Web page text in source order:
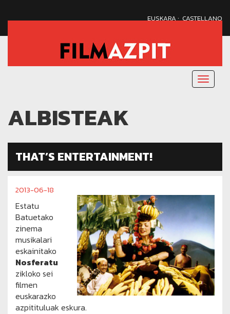
EUSKARA·CASTELLANO
Menu
ALBISTEAK
THAT’S ENTERTAINMENT!
2013-06-18
Estatu
Batuetako
zinema
musikalari
eskainitako
Nosferatu
zikloko sei
filmen
euskarazko
azpitituluak eskura.